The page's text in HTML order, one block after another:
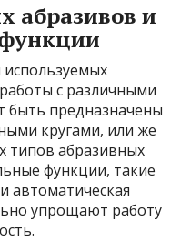
абразивов и
с различными
быть предназначены
кругами, или же
типов абразивных
функции, такие
автоматическая
упрощают работу